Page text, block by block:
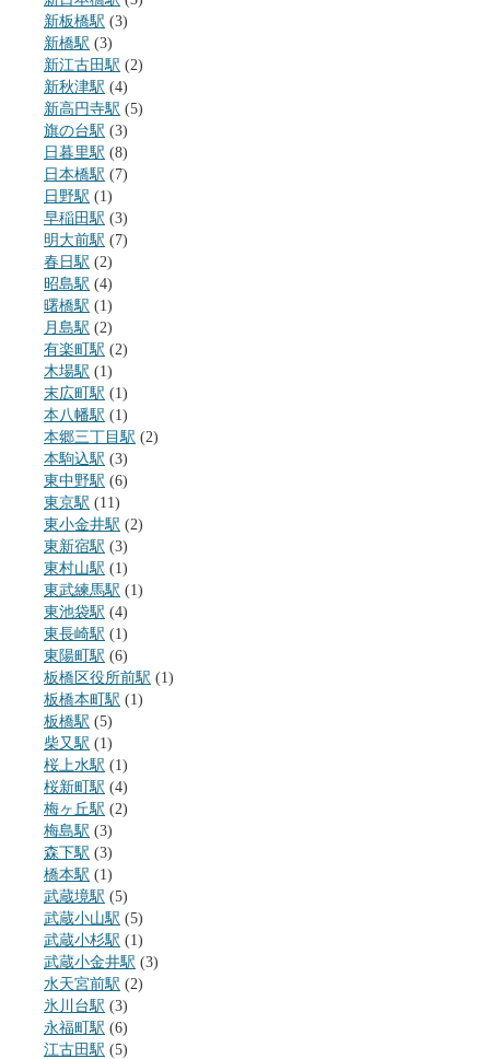
新板橋駅 (3)
新橋駅 (3)
新江古田駅 (2)
新秋津駅 (4)
新高円寺駅 (5)
旗の台駅 (3)
日暮里駅 (8)
日本橋駅 (7)
日野駅 (1)
早稲田駅 (3)
明大前駅 (7)
春日駅 (2)
昭島駅 (4)
曙橋駅 (1)
月島駅 (2)
有楽町駅 (2)
木場駅 (1)
末広町駅 (1)
本八幡駅 (1)
本郷三丁目駅 (2)
本駒込駅 (3)
東中野駅 (6)
東京駅 (11)
東小金井駅 (2)
東新宿駅 (3)
東村山駅 (1)
東武練馬駅 (1)
東池袋駅 (4)
東長崎駅 (1)
東陽町駅 (6)
板橋区役所前駅 (1)
板橋本町駅 (1)
板橋駅 (5)
柴又駅 (1)
桜上水駅 (1)
桜新町駅 (4)
梅ヶ丘駅 (2)
梅島駅 (3)
森下駅 (3)
橋本駅 (1)
武蔵境駅 (5)
武蔵小山駅 (5)
武蔵小杉駅 (1)
武蔵小金井駅 (3)
水天宮前駅 (2)
氷川台駅 (3)
永福町駅 (6)
江古田駅 (5)